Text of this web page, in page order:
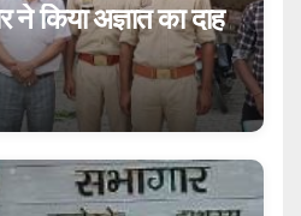
किया अज्ञात का दाह